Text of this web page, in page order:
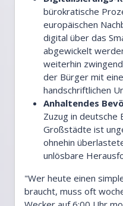
bürokratische
europäischen
digital über das
abgewickelt
weiterhin
der Bürger mit
handschriftlichen
Anhaltendes
Zuzug in deutsche
Großstädte ist
ohnehin
unlösbare
"Wer heute einen
braucht, muss oft